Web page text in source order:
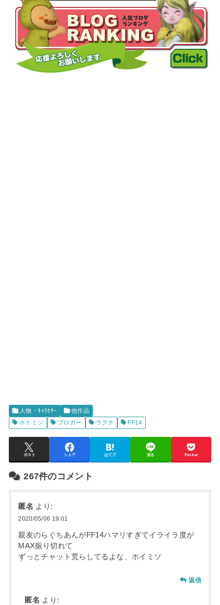
人物・ｷｬﾗｸﾀｰ
他作品
ホイミソ
ブロガー ラグナ FF14
ポスト シェア はてブ 送る Pocket
267件のコメント
匿名 より:
2020/05/06 19:01
親友のらぐちあんがFF14ハマリすぎてイライラ度が
MAX振り切れて
ずっとチャット荒らしてるよな、ホイミソ
返信
匿名 より: